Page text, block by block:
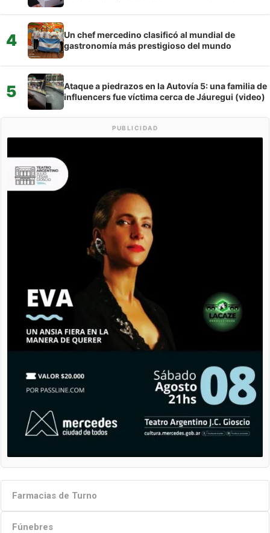
4
Un chef mercedino clasificó al mundial de
gastronomía más prestigioso del mundo
5
Ataque a piedrazos en la Autovía 5: una familia de
influencers fue víctima cerca de Jáuregui (video)
PUBLICIDAD
Farmacias de Turno
Fúnebres